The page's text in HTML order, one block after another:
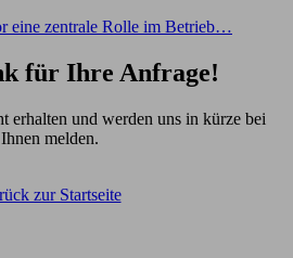
eine zentrale Rolle im Betrieb…
für Ihre Anfrage!
erhalten und werden uns in kürze bei
Ihnen melden.
zur Startseite